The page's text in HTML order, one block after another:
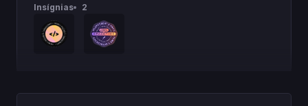
Insígnias 2